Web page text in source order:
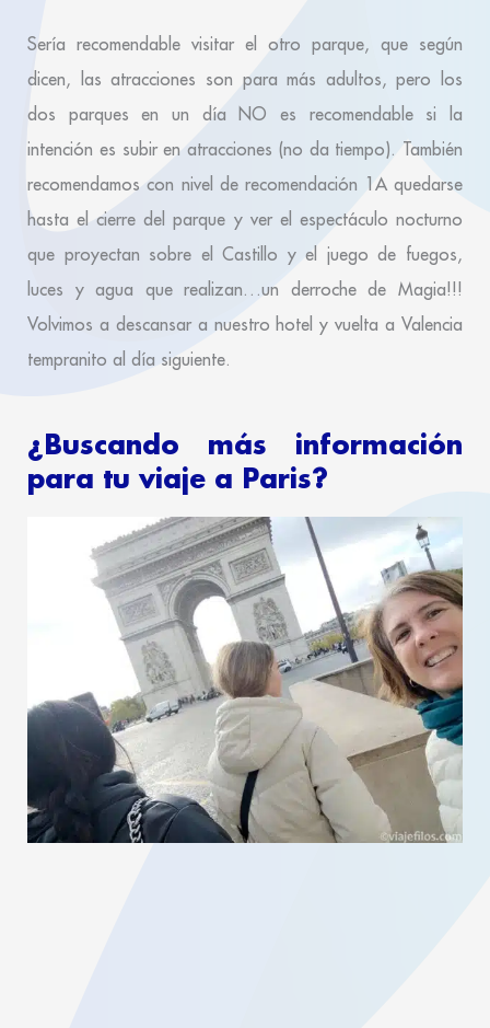
Sería recomendable visitar el otro parque, que según
dicen, las atracciones son para más adultos, pero los
dos parques en un día NO es recomendable si la
intención es subir en atracciones (no da tiempo). También
recomendamos con nivel de recomendación 1A quedarse
hasta el cierre del parque y ver el espectáculo nocturno
que proyectan sobre el Castillo y el juego de fuegos,
luces y agua que realizan…un derroche de Magia!!!
Volvimos a descansar a nuestro hotel y vuelta a Valencia
tempranito al día siguiente.
¿Buscando más información
para tu viaje a Paris?